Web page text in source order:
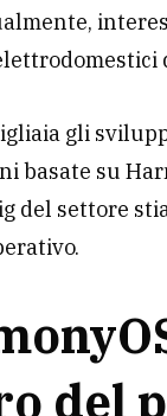
gli
basate su
del settore
del